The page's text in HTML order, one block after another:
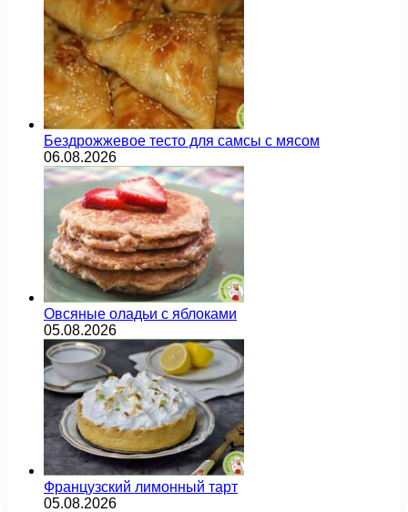
Бездрожжевое тесто для самсы с мясом
06.08.2026
Овсяные оладьи с яблоками
05.08.2026
Французский лимонный тарт
05.08.2026